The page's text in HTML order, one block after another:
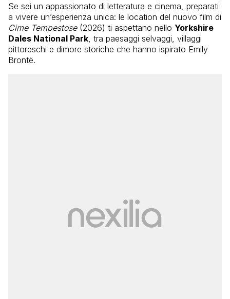
Se sei un appassionato di letteratura e cinema, preparati
a vivere un’esperienza unica: le location del nuovo film di
Cime Tempestose(2026) ti aspettano nello Yorkshire
Dales National Park , tra paesaggi selvaggi, villaggi
pittoreschi e dimore storiche che hanno ispirato Emily
Brontë.